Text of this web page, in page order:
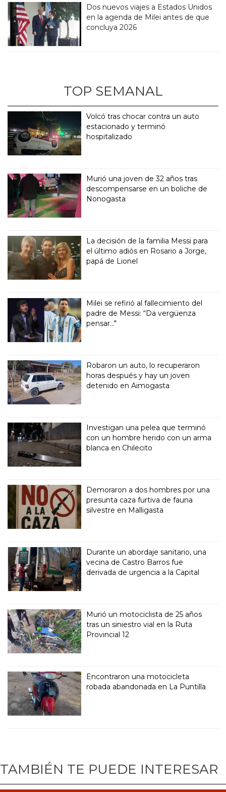
Dos nuevos viajes a Estados Unidos
en la agenda de Milei antes de que
concluya 2026
TOP SEMANAL
Volcó tras chocar contra un auto
estacionado y terminó
hospitalizado
Murió una joven de 32 años tras
descompensarse en un boliche de
Nonogasta
La decisión de la familia Messi para
el último adiós en Rosario a Jorge,
papá de Lionel
Milei se refirió al fallecimiento del
padre de Messi: “Da vergüenza
pensar..."
Robaron un auto, lo recuperaron
horas después y hay un joven
detenido en Aimogasta
Investigan una pelea que terminó
con un hombre herido con un arma
blanca en Chilecito
Demoraron a dos hombres por una
presunta caza furtiva de fauna
silvestre en Malligasta
Durante un abordaje sanitario, una
vecina de Castro Barros fue
derivada de urgencia a la Capital
Murió un motociclista de 25 años
tras un siniestro vial en la Ruta
Provincial 12
Encontraron una motocicleta
robada abandonada en La Puntilla
TAMBIÉN TE PUEDE INTERESAR